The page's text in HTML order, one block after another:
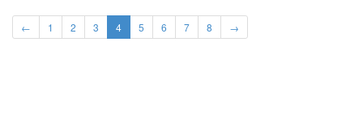
← 1 2 3 4 5 6 7 8 →